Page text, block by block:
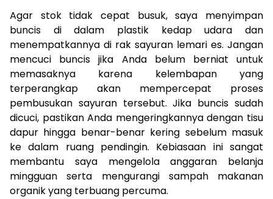
Agar stok tidak cepat busuk, saya menyimpan
buncis di dalam plastik kedap udara dan
menempatkannya di rak sayuran lemari es. Jangan
mencuci buncis jika Anda belum berniat untuk
memasaknya karena kelembapan yang
terperangkap akan mempercepat proses
pembusukan sayuran tersebut. Jika buncis sudah
dicuci, pastikan Anda mengeringkannya dengan tisu
dapur hingga benar-benar kering sebelum masuk
ke dalam ruang pendingin. Kebiasaan ini sangat
membantu saya mengelola anggaran belanja
mingguan serta mengurangi sampah makanan
organik yang terbuang percuma.